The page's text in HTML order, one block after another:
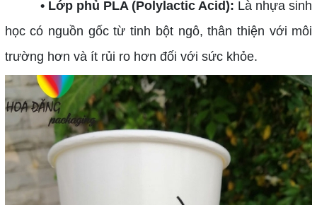
• Lớp phủ PLA (Polylactic Acid): Là nhựa sinh
học có nguồn gốc từ tinh bột ngô, thân thiện với môi
trường hơn và ít rủi ro hơn đối với sức khỏe.